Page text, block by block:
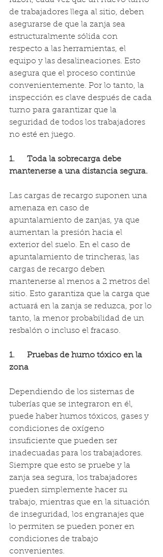
de trabajadores llega al sitio, deben
asegurarse de que la zanja sea
estructuralmente sólida con
respecto a las herramientas, el
equipo y las desalineaciones. Esto
asegura que el proceso continúe
convenientemente. Por lo tanto, la
inspección es clave después de cada
turno para garantizar que la
seguridad de todos los trabajadores
no esté en juego.
1.      Toda la sobrecarga debe
mantenerse a una distancia segura.
Las cargas de recargo suponen una
amenaza en caso de
apuntalamiento de zanjas, ya que
aumentan la presión hacia el
exterior del suelo. En el caso de
apuntalamiento de trincheras, las
cargas de recargo deben
mantenerse al menos a 2 metros del
sitio. Esto garantiza que la carga que
actuará en la zanja se reduzca, por lo
tanto, la menor probabilidad de un
resbalón o incluso el fracaso.
1.      Pruebas de humo tóxico en la
zona
Dependiendo de los sistemas de
tuberías que se integraron en él,
puede haber humos tóxicos, gases y
condiciones de oxígeno
insuficiente que pueden ser
inadecuadas para los trabajadores.
Siempre que esto se pruebe y la
zanja sea segura, los trabajadores
pueden simplemente hacer su
trabajo, mientras que en la situación
de inseguridad, los engranajes que
lo permiten se pueden poner en
condiciones de trabajo
convenientes.